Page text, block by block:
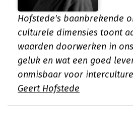
Hofstede's baanbrekende
culturele dimensies toont
waarden doorwerken in
geluk en wat een goed
onmisbaar voor
Geert Hofstede